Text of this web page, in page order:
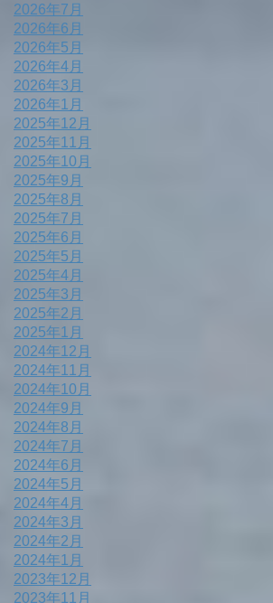
2026年7月
2026年6月
2026年5月
2026年4月
2026年3月
2026年1月
2025年12月
2025年11月
2025年10月
2025年9月
2025年8月
2025年7月
2025年6月
2025年5月
2025年4月
2025年3月
2025年2月
2025年1月
2024年12月
2024年11月
2024年10月
2024年9月
2024年8月
2024年7月
2024年6月
2024年5月
2024年4月
2024年3月
2024年2月
2024年1月
2023年12月
2023年11月